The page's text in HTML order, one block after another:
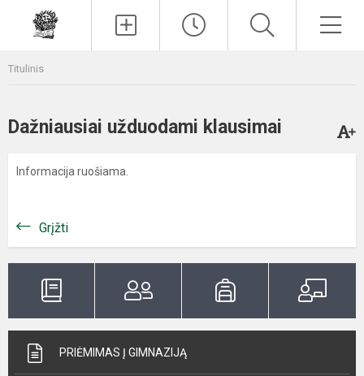
Titulinis
Dažniausiai užduodami klausimai
Informacija ruošiama.
Grįžti
PRIĖMIMAS Į GIMNAZIJĄ